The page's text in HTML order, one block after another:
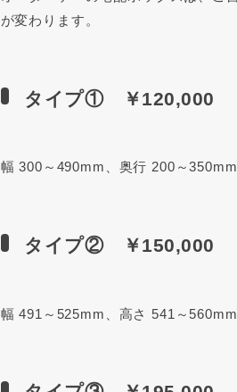
が変わります。
タイプ① ￥120,000
幅 300～490mm、奥行 200～
タイプ② ￥150,000
幅 491～525mm、高さ 541～